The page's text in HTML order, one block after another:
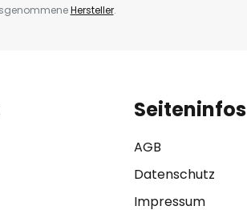
Hersteller.
Seiteninfos
AGB
Datenschutz
Impressum